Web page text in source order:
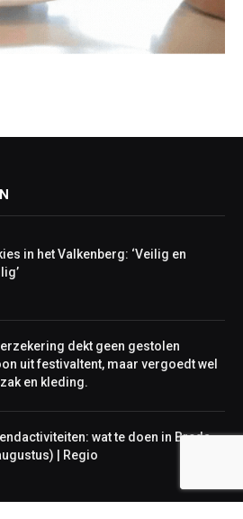
in het Valkenberg: ‘Veilig en
dekt geen gestolen
uit festivaltent, maar vergoedt wel
en kleding.
wat te doen in Breda
| Regio